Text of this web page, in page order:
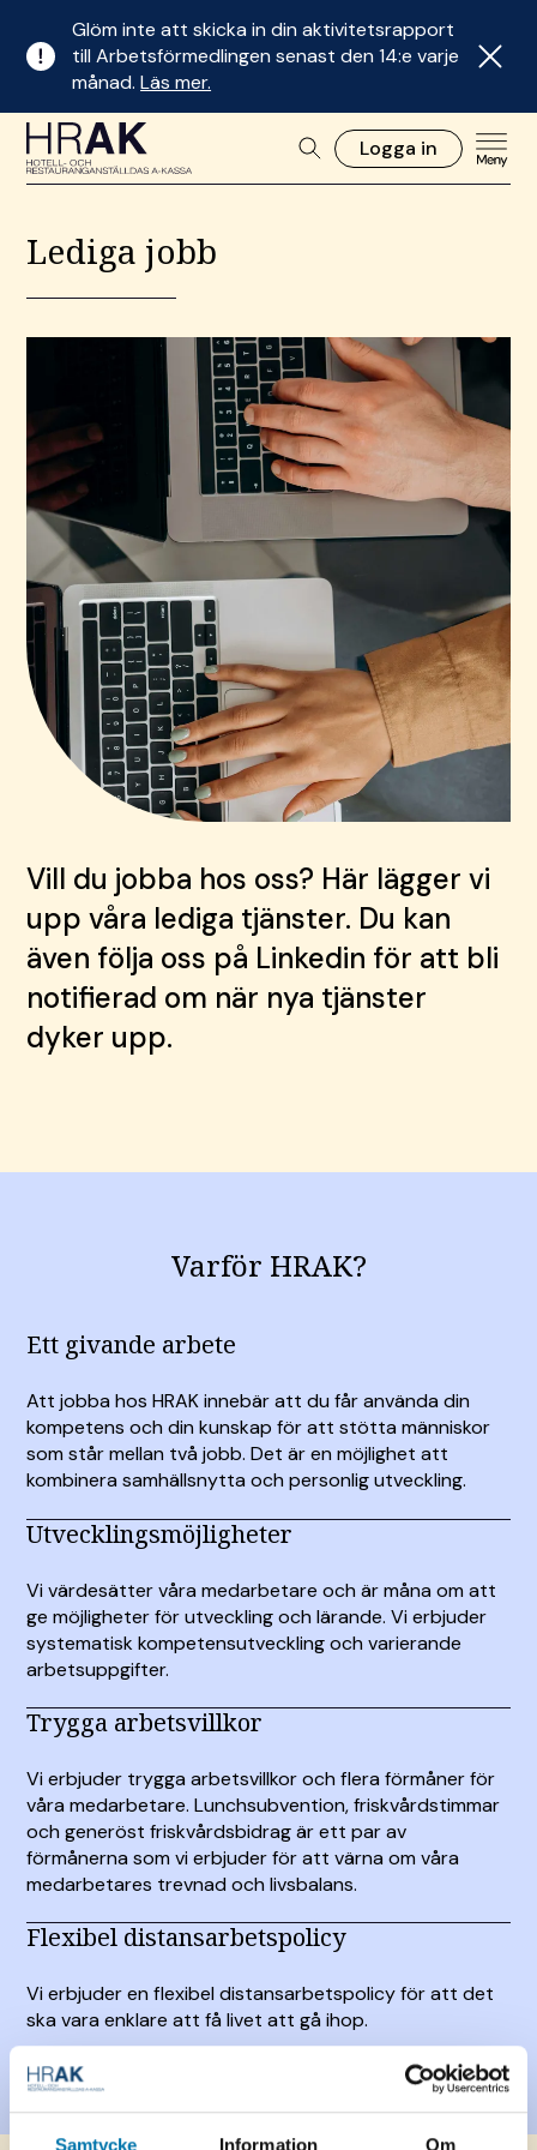
Samtycke Information Om
Glöm inte att skicka in din aktivitetsrapport
till Arbetsförmedlingen senast den 14:e varje
månad.Läs mer.
Logga in
Lediga jobb
Vill du jobba hos oss? Här lägger vi
upp våra lediga tjänster. Du kan
även följa oss på Linkedin för att bli
notifierad om när nya tjänster
dyker upp.
Varför HRAK?
Ett givande arbete
Att jobba hos HRAK innebär att du får använda din
kompetens och din kunskap för att stötta människor
som står mellan två jobb. Det är en möjlighet att
kombinera samhällsnytta och personlig utveckling.
Utvecklingsmöjligheter
Vi värdesätter våra medarbetare och är måna om att
ge möjligheter för utveckling och lärande. Vi erbjuder
systematisk kompetensutveckling och varierande
arbetsuppgifter.
Trygga arbetsvillkor
Vi erbjuder trygga arbetsvillkor och flera förmåner för
våra medarbetare. Lunchsubvention, friskvårdstimmar
och generöst friskvårdsbidrag är ett par av
förmånerna som vi erbjuder för att värna om våra
medarbetares trevnad och livsbalans.
Flexibel distansarbetspolicy
Vi erbjuder en flexibel distansarbetspolicy för att det
ska vara enklare att få livet att gå ihop.